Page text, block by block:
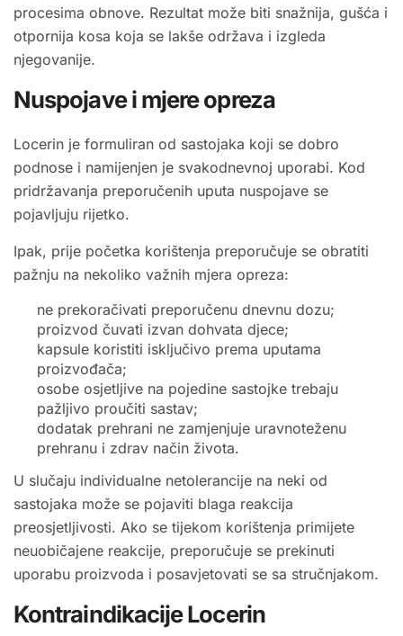
procesima obnove. Rezultat može biti snažnija, gušća i
otpornija kosa koja se lakše održava i izgleda
njegovanije.
Nuspojave i mjere opreza
Locerin je formuliran od sastojaka koji se dobro
podnose i namijenjen je svakodnevnoj uporabi. Kod
pridržavanja preporučenih uputa nuspojave se
pojavljuju rijetko.
Ipak, prije početka korištenja preporučuje se obratiti
pažnju na nekoliko važnih mjera opreza:
ne prekoračivati preporučenu dnevnu dozu;
proizvod čuvati izvan dohvata djece;
kapsule koristiti isključivo prema uputama
proizvođača;
osobe osjetljive na pojedine sastojke trebaju
pažljivo proučiti sastav;
dodatak prehrani ne zamjenjuje uravnoteženu
prehranu i zdrav način života.
U slučaju individualne netolerancije na neki od
sastojaka može se pojaviti blaga reakcija
preosjetljivosti. Ako se tijekom korištenja primijete
neuobičajene reakcije, preporučuje se prekinuti
uporabu proizvoda i posavjetovati se sa stručnjakom.
Kontraindikacije Locerin